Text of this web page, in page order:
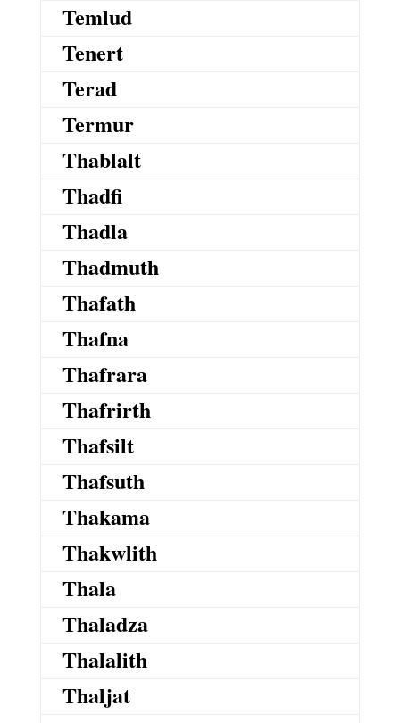
Temlud
Tenert
Terad
Termur
Thablalt
Thadfi
Thadla
Thadmuth
Thafath
Thafna
Thafrara
Thafrirth
Thafsilt
Thafsuth
Thakama
Thakwlith
Thala
Thaladza
Thalalith
Thaljat